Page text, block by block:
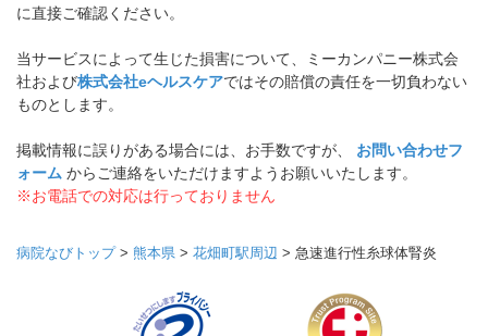
に直接ご確認ください。
当サービスによって生じた損害について、ミーカンパニー株式会
社および株式会社eヘルスケアではその賠償の責任を一切負わない
ものとします。
掲載情報に誤りがある場合には、お手数ですが、 お問い合わせフ
ォーム からご連絡をいただけますようお願いいたします。
※お電話での対応は行っておりません
病院なびトップ> 熊本県 > 花畑町駅周辺 > 急速進行性糸球体腎炎